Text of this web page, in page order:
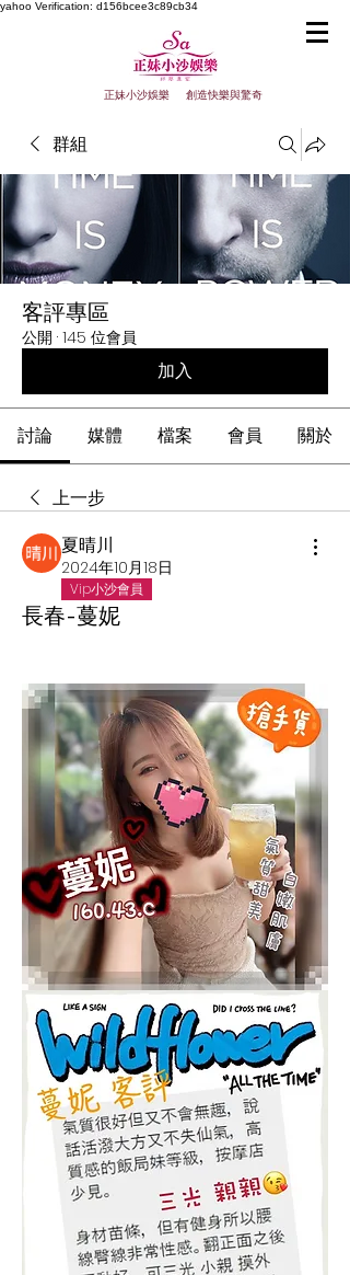
yahoo Verification: d156bcee3c89cb34
正妹小沙娛樂 創造快樂與驚奇
群組
客評專區
公開 · 145 位會員
加入
討論 媒體 檔案 會員 關於
上一步
夏晴川
2024年10月18日
Vip小沙會員
長春-蔓妮